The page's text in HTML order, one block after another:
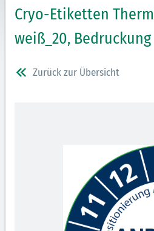
Cryo-Etiketten
weiß_20,
Zurück zur Übersicht